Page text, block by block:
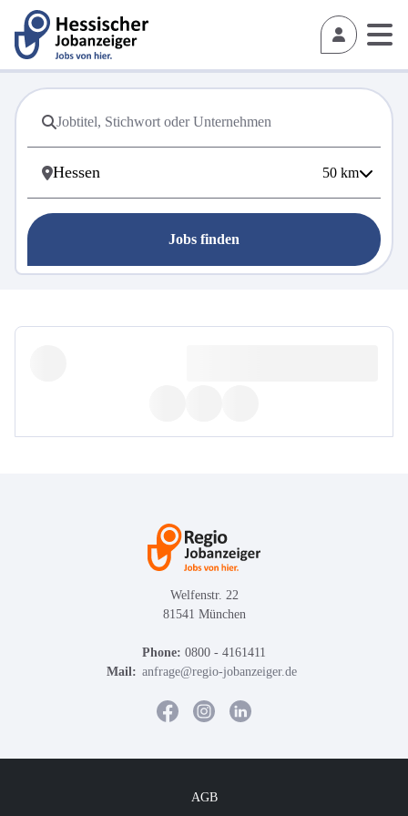
50 km
Jobs finden
Welfenstr. 22
81541 München
Phone: 0800 - 4161411
Mail: anfrage@regio-jobanzeiger.de
AGB